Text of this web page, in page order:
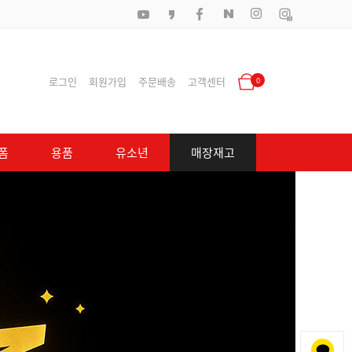
로그인 회원가입 주문배송 고객센터 0
용품 유소년 매장재고